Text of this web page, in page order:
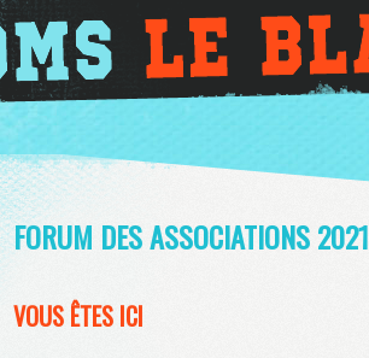
FORUM DES ASSOCIATIONS 2021
VOUS ÊTES ICI